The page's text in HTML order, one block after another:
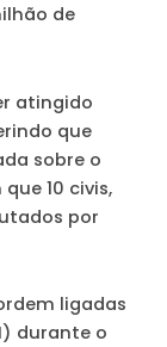
de
atingido
que
sobre o
10 civis,
por
ligadas
durante o